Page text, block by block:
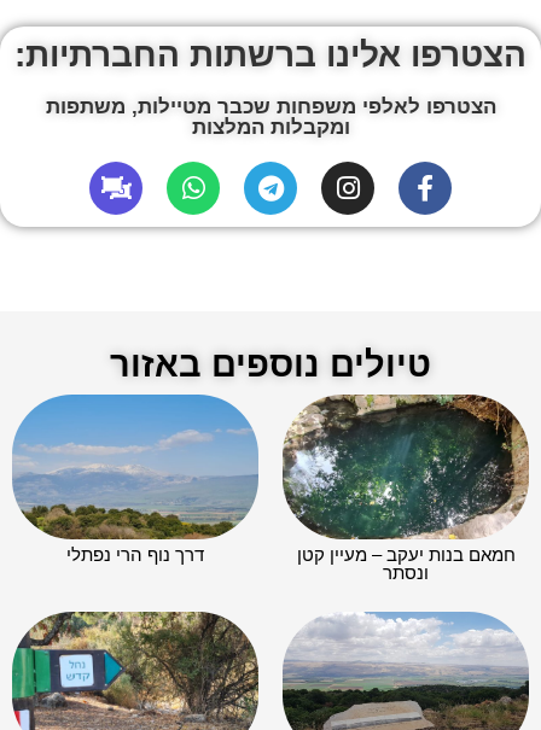
טיולים נוספים באזור
תצפית יפתח רכס הרי נפתלי
שמורת טבע נחל קדש: טיול
ביער קסום בין נופים ופריחה